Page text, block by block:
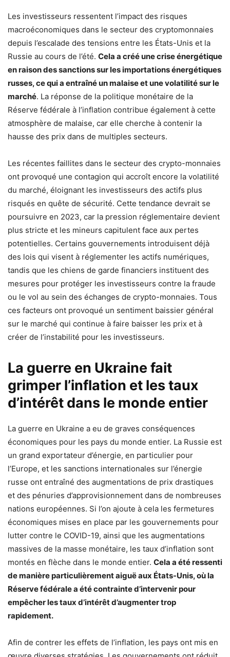
Les investisseurs ressentent l’impact des risques
macroéconomiques dans le secteur des cryptomonnaies
depuis l’escalade des tensions entre les États-Unis et la
Russie au cours de l’été. Cela a créé une crise énergétique
en raison des sanctions sur les importations énergétiques
russes, ce qui a entraîné un malaise et une volatilité sur le
marché. La réponse de la politique monétaire de la
Réserve fédérale à l’inflation contribue également à cette
atmosphère de malaise, car elle cherche à contenir la
hausse des prix dans de multiples secteurs.
Les récentes faillites dans le secteur des crypto-monnaies
ont provoqué une contagion qui accroît encore la volatilité
du marché, éloignant les investisseurs des actifs plus
risqués en quête de sécurité. Cette tendance devrait se
poursuivre en 2023, car la pression réglementaire devient
plus stricte et les mineurs capitulent face aux pertes
potentielles. Certains gouvernements introduisent déjà
des lois qui visent à réglementer les actifs numériques,
tandis que les chiens de garde financiers instituent des
mesures pour protéger les investisseurs contre la fraude
ou le vol au sein des échanges de crypto-monnaies. Tous
ces facteurs ont provoqué un sentiment baissier général
sur le marché qui continue à faire baisser les prix et à
créer de l’instabilité pour les investisseurs.
La guerre en Ukraine fait
grimper l’inflation et les taux
d’intérêt dans le monde entier
La guerre en Ukraine a eu de graves conséquences
économiques pour les pays du monde entier. La Russie est
un grand exportateur d’énergie, en particulier pour
l’Europe, et les sanctions internationales sur l’énergie
russe ont entraîné des augmentations de prix drastiques
et des pénuries d’approvisionnement dans de nombreuses
nations européennes. Si l’on ajoute à cela les fermetures
économiques mises en place par les gouvernements pour
lutter contre le COVID-19, ainsi que les augmentations
massives de la masse monétaire, les taux d’inflation sont
montés en flèche dans le monde entier. Cela a été ressenti
de manière particulièrement aiguë aux États-Unis, où la
Réserve fédérale a été contrainte d’intervenir pour
empêcher les taux d’intérêt d’augmenter trop
rapidement.
Afin de contrer les effets de l’inflation, les pays ont mis en